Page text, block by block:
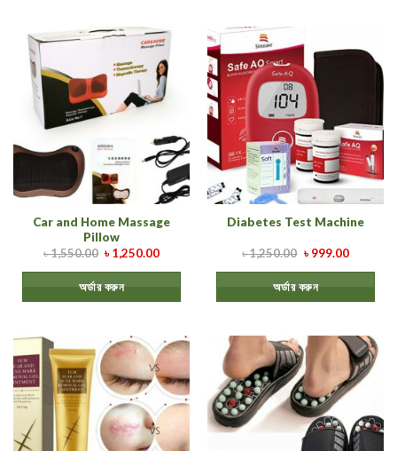
Car and Home Massage
Pillow
৳1,550.00 ৳1,250.00
অর্ডার করুন
Diabetes Test Machine
৳1,250.00 ৳999.00
অর্ডার করুন